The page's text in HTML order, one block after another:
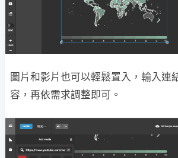
圖片和影片也可以輕鬆置入，輸入連
容，再依需求調整即可。